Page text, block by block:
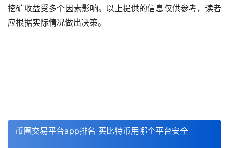
挖矿收益受多个因素影响。以上提供的信息仅供参考，读者
应根据实际情况做出决策。
币圈交易平台app排名 买比特币用哪个平台安全